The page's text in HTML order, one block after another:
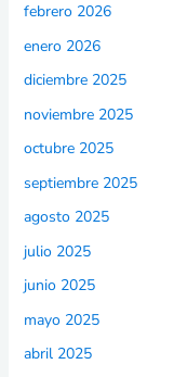
febrero 2026
enero 2026
diciembre 2025
noviembre 2025
octubre 2025
septiembre 2025
agosto 2025
julio 2025
junio 2025
mayo 2025
abril 2025